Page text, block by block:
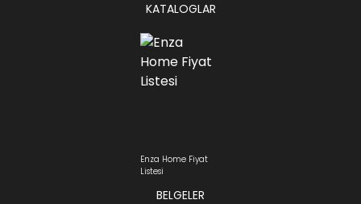
KATALOGLAR
Enza Home Fiyat
Listesi
BELGELER